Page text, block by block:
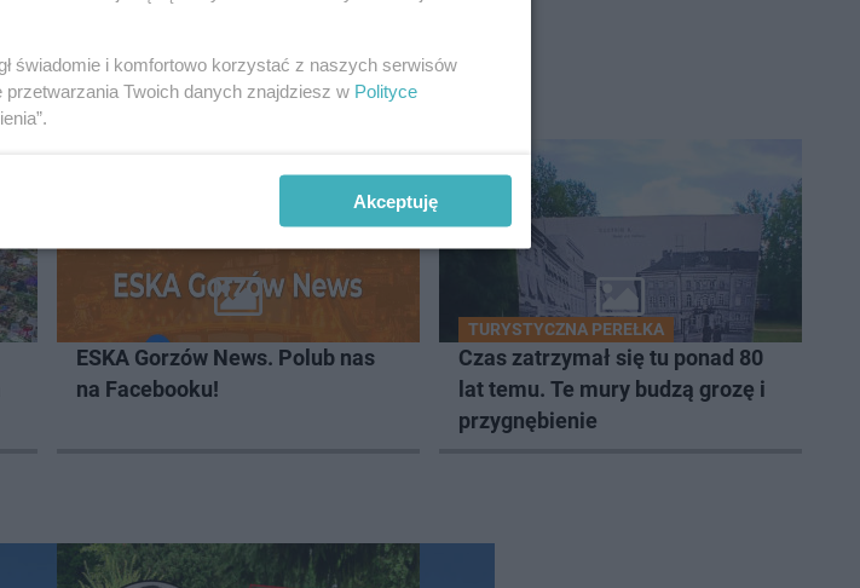
ESKA Gorzów News. Polub nas
na Facebooku!
TURYSTYCZNA PEREŁKA
Czas zatrzymał się tu ponad 80
lat temu. Te mury budzą grozę i
przygnębienie
świadomie i komfortowo korzystać z naszych serwisów
Twoich danych znajdziesz w Polityce
Akceptuję